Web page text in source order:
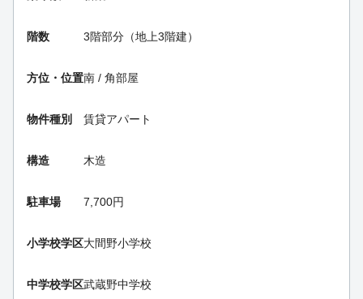
階数 3階部分（地上3階建）
方位・位置南 / 角部屋
物件種別 賃貸アパート
構造 木造
駐車場 7,700円
小学校学区大間野小学校
中学校学区武蔵野中学校